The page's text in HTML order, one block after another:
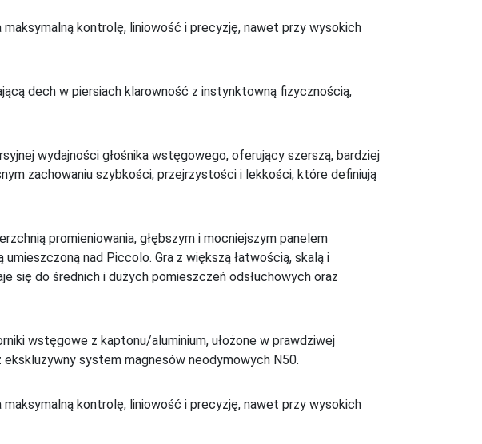
maksymalną kontrolę, liniowość i precyzję, nawet przy wysokich
dech w piersiach klarowność z instynktowną fizycznością,
wydajności głośnika wstęgowego, oferujący szerszą, bardziej
zachowaniu szybkości, przejrzystości i lekkości, które definiują
promieniowania, głębszym i mocniejszym panelem
nad Piccolo. Gra z większą łatwością, skalą i
się do średnich i dużych pomieszczeń odsłuchowych oraz
wstęgowe z kaptonu/aluminium, ułożone w prawdziwej
system magnesów neodymowych N50.
maksymalną kontrolę, liniowość i precyzję, nawet przy wysokich